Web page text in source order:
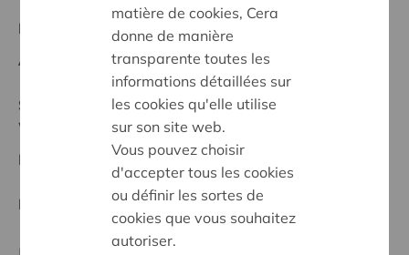
Regionales Projekt
Anfangsdatum:07/10/2025
Stand :
In treatment
Waasland
Datum:
07/10/2025
Entscheidung:Approved
matière de cookies, Cera
donne de manière
transparente toutes les
informations détaillées sur
les cookies qu'elle utilise
sur son site web.
Vous pouvez choisir
d'accepter tous les cookies
ou définir les sortes de
cookies que vous souhaitez
autoriser.